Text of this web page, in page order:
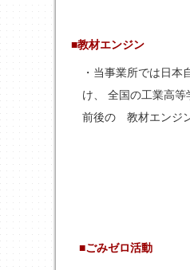
■教材エンジン
・当事業所では日
け、 全国の工業高等
前後の 教材エンジ
■ごみゼロ活動